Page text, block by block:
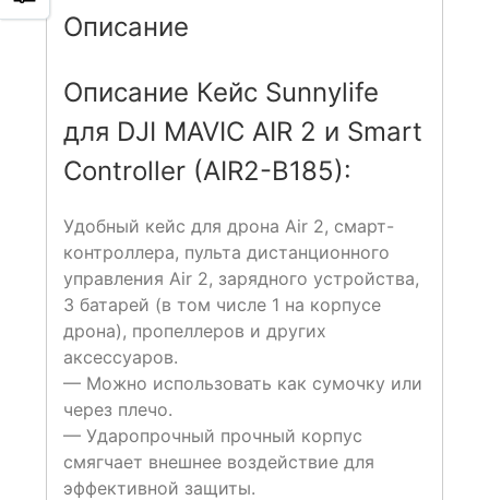
Описание
Описание Кейс Sunnylife
для DJI MAVIC AIR 2 и Smart
Controller (AIR2-B185):
Удобный кейс для дрона Air 2, смарт-
контроллера, пульта дистанционного
управления Air 2, зарядного устройства,
3 батарей (в том числе 1 на корпусе
дрона), пропеллеров и других
аксессуаров.
— Можно использовать как сумочку или
через плечо.
— Ударопрочный прочный корпус
смягчает внешнее воздействие для
эффективной защиты.